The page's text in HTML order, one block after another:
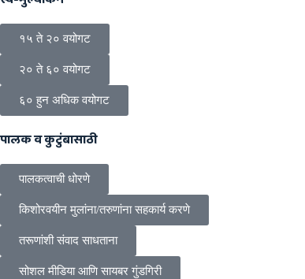
१५ ते २० वयोगट
२० ते ६० वयोगट
६० हुन अधिक वयोगट
पालक व कुटुंबासाठी
पालकत्वाची धोरणे
किशोरवयीन मुलांना/तरुणांना सहकार्य करणे
तरूणांशी संवाद साधताना
सोशल मीडिया आणि सायबर गुंडगिरी